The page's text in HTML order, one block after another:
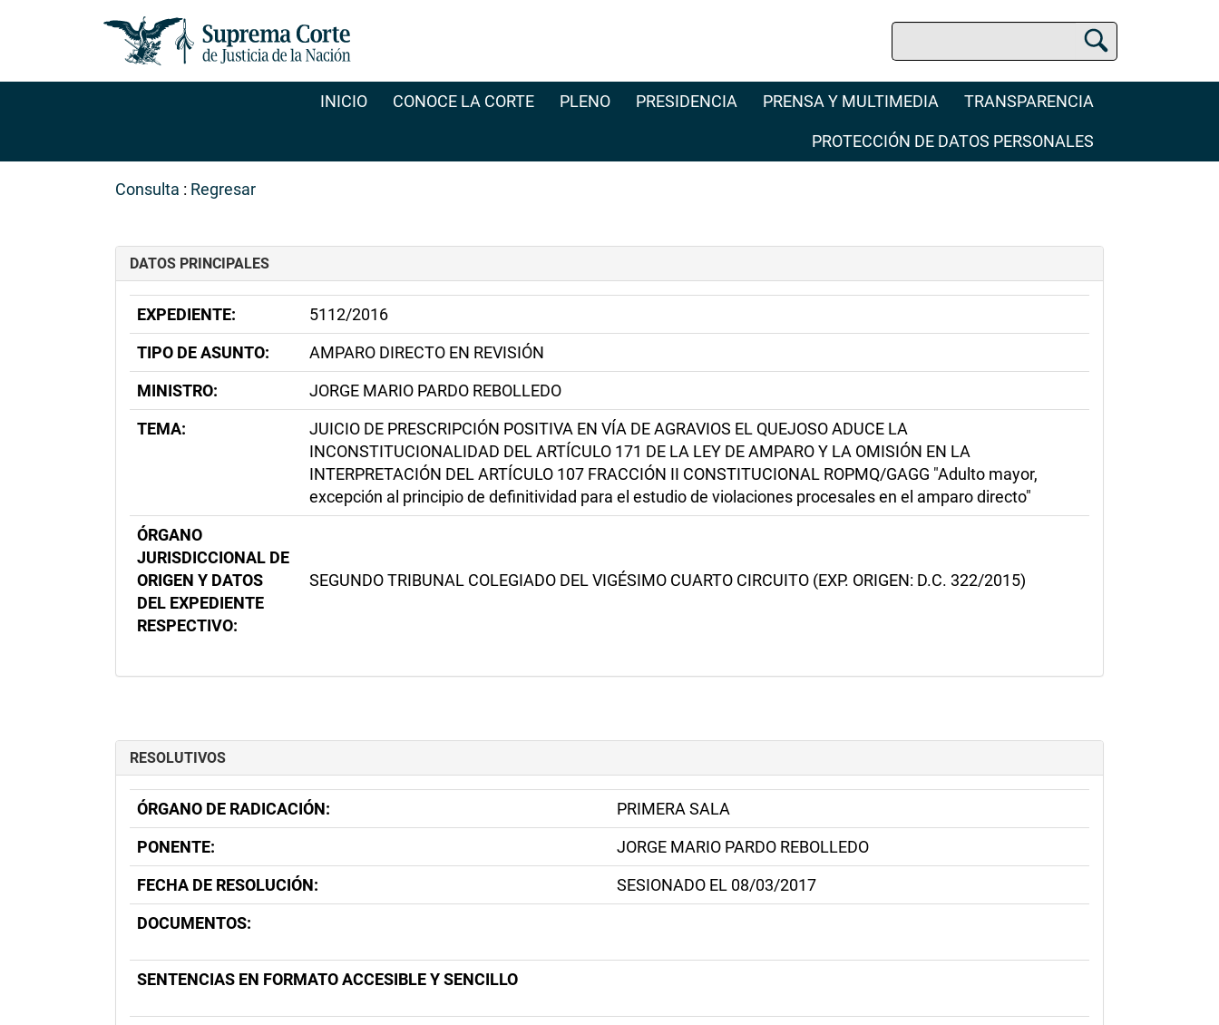
Buscar
INICIO CONOCE LA CORTE PLENO PRESIDENCIA PRENSA Y MULTIMEDIA TRANSPARENCIA
PROTECCIÓN DE DATOS PERSONALES
Consulta : Regresar
DATOS PRINCIPALES
EXPEDIENTE:
5112/2016
TIPO DE ASUNTO:
AMPARO DIRECTO EN REVISIÓN
MINISTRO:
JORGE MARIO PARDO REBOLLEDO
TEMA:
JUICIO DE PRESCRIPCIÓN POSITIVA EN VÍA DE AGRAVIOS EL QUEJOSO ADUCE LA
INCONSTITUCIONALIDAD DEL ARTÍCULO 171 DE LA LEY DE AMPARO Y LA OMISIÓN EN LA
INTERPRETACIÓN DEL ARTÍCULO 107 FRACCIÓN II CONSTITUCIONAL ROPMQ/GAGG "Adulto mayor,
excepción al principio de definitividad para el estudio de violaciones procesales en el amparo directo"
ÓRGANO
JURISDICCIONAL DE
ORIGEN Y DATOS
DEL EXPEDIENTE
RESPECTIVO:
SEGUNDO TRIBUNAL COLEGIADO DEL VIGÉSIMO CUARTO CIRCUITO (EXP. ORIGEN: D.C. 322/2015)
RESOLUTIVOS
ÓRGANO DE RADICACIÓN:
PRIMERA SALA
PONENTE:
JORGE MARIO PARDO REBOLLEDO
FECHA DE RESOLUCIÓN:
SESIONADO EL 08/03/2017
DOCUMENTOS:
SENTENCIAS EN FORMATO ACCESIBLE Y SENCILLO